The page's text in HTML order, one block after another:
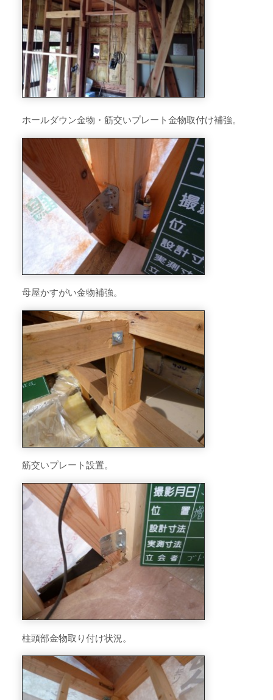
ホールダウン金物・筋交いプレート金物取付け補強。
母屋かすがい金物補強。
筋交いプレート設置。
柱頭部金物取り付け状況。